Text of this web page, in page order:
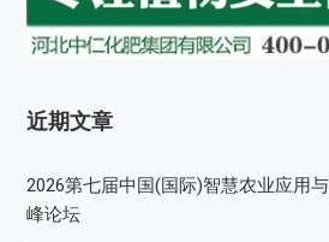
近期文章
2026第七届中国(国际)智慧农业应用
峰论坛